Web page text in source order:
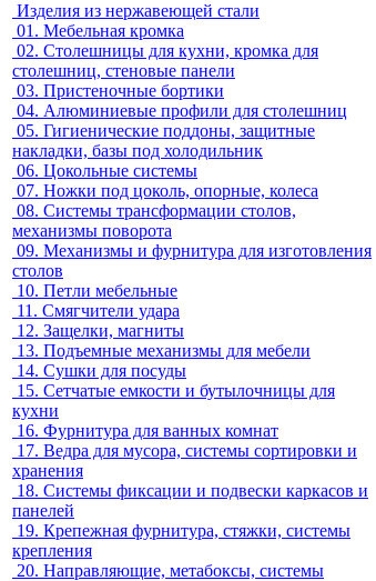
Изделия из нержавеющей стали
01. Мебельная кромка
02. Столешницы для кухни, кромка для
столешниц, стеновые панели
03. Пристеночные бортики
04. Алюминиевые профили для столешниц
05. Гигиенические поддоны, защитные
накладки, базы под холодильник
06. Цокольные системы
07. Ножки под цоколь, опорные, колеса
08. Системы трансформации столов,
механизмы поворота
09. Механизмы и фурнитура для изготовления
столов
10. Петли мебельные
11. Смягчители удара
12. Защелки, магниты
13. Подъемные механизмы для мебели
14. Сушки для посуды
15. Сетчатые емкости и бутылочницы для
кухни
16. Фурнитура для ванных комнат
17. Ведра для мусора, системы сортировки и
хранения
18. Системы фиксации и подвески каркасов и
панелей
19. Крепежная фурнитура, стяжки, системы
крепления
20. Направляющие, метабоксы, системы